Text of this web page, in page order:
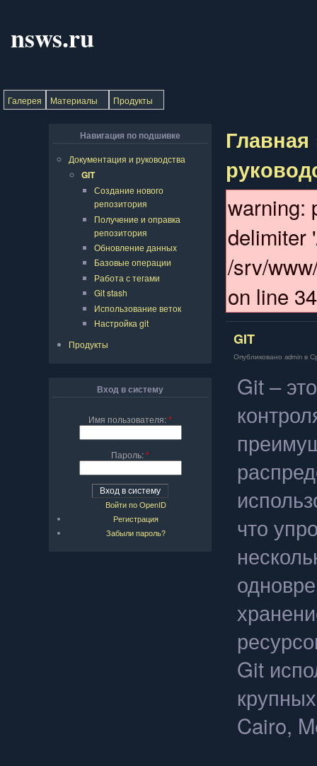
nsws.ru
Галерея Материалы Продукты
Навигация по подшивке
Документация и руководства
GIT
Создание нового
репозитория
Получение и оправка
репозитория
Обновление данных
Базовые операции
Работа с тегами
Git stash
Использование веток
Настройка git
Продукты
Вход в систему
Имя пользователя:*
Пароль:*
Войти по OpenID
Регистрация
Забыли пароль?
Главная
warning:
delimiter
/srv/
on line
GIT
Опубликовано admin в
Git –
что
Git
Cairo,